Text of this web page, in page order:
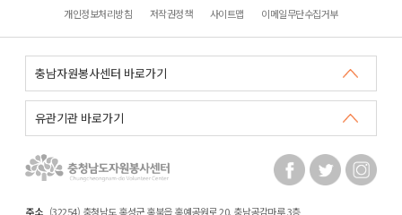
개인정보처리방침 저작권정책 사이트맵 이메일무단수집거부
주소 (32254) 충청남도 홍성군 홍북읍 홍예공원로 20. 충남공감마루 3층